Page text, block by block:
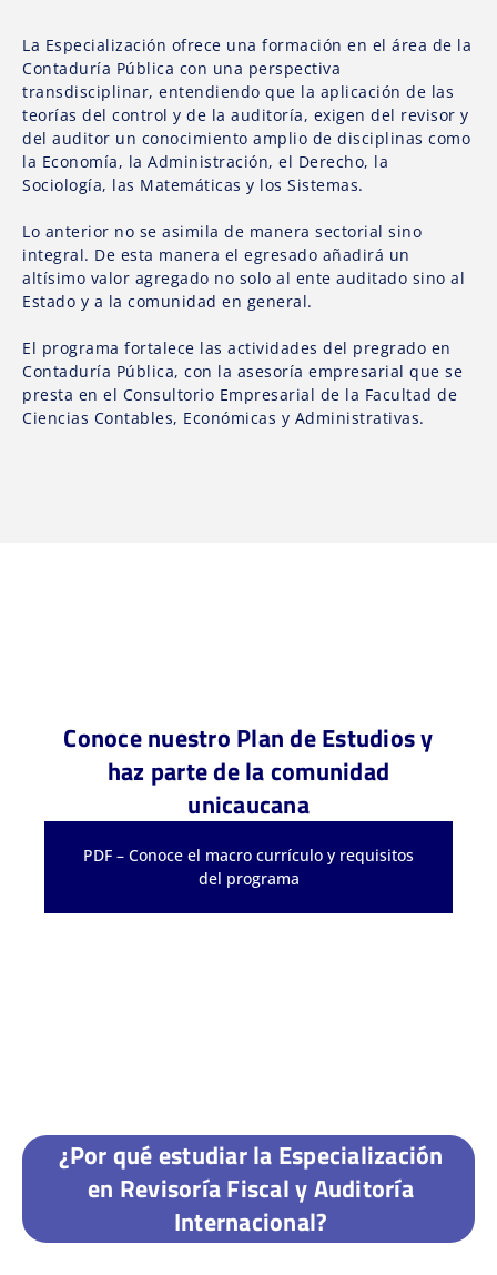
La Especialización ofrece una formación en el área de la
Contaduría Pública con una perspectiva
transdisciplinar, entendiendo que la aplicación de las
teorías del control y de la auditoría, exigen del revisor y
del auditor un conocimiento amplio de disciplinas como
la Economía, la Administración, el Derecho, la
Sociología, las Matemáticas y los Sistemas.
Lo anterior no se asimila de manera sectorial sino
integral. De esta manera el egresado añadirá un
altísimo valor agregado no solo al ente auditado sino al
Estado y a la comunidad en general.
El programa fortalece las actividades del pregrado en
Contaduría Pública, con la asesoría empresarial que se
presta en el Consultorio Empresarial de la Facultad de
Ciencias Contables, Económicas y Administrativas.
Conoce nuestro Plan de Estudios y
haz parte de la comunidad
unicaucana
PDF – Conoce el macro currículo y requisitos
del programa
¿Por qué estudiar la Especialización
en Revisoría Fiscal y Auditoría
Internacional?